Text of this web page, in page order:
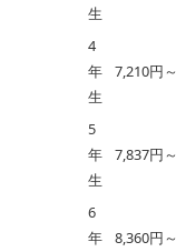
生
4
年
生
7,210円～
5
年
生
7,837円～
6
年
8,360円～